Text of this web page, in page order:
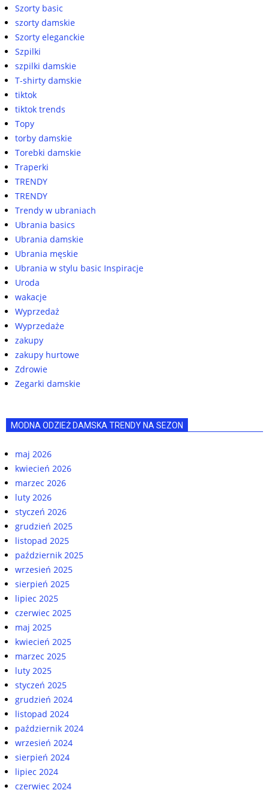
Szorty basic
szorty damskie
Szorty eleganckie
Szpilki
szpilki damskie
T-shirty damskie
tiktok
tiktok trends
Topy
torby damskie
Torebki damskie
Traperki
TRENDY
TRENDY
Trendy w ubraniach
Ubrania basics
Ubrania damskie
Ubrania męskie
Ubrania w stylu basic Inspiracje
Uroda
wakacje
Wyprzedaż
Wyprzedaże
zakupy
zakupy hurtowe
Zdrowie
Zegarki damskie
MODNA ODZIEŻ DAMSKA TRENDY NA SEZON
maj 2026
kwiecień 2026
marzec 2026
luty 2026
styczeń 2026
grudzień 2025
listopad 2025
październik 2025
wrzesień 2025
sierpień 2025
lipiec 2025
czerwiec 2025
maj 2025
kwiecień 2025
marzec 2025
luty 2025
styczeń 2025
grudzień 2024
listopad 2024
październik 2024
wrzesień 2024
sierpień 2024
lipiec 2024
czerwiec 2024